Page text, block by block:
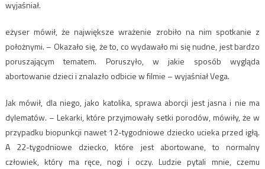
wyjaśniał.
eżyser mówił, że największe wrażenie zrobiło na nim spotkanie z
położnymi. – Okazało się, że to, co wydawało mi się nudne, jest bardzo
poruszającym tematem. Poruszyło, w jakie sposób wygląda
abortowanie dzieci i znalazło odbicie w filmie – wyjaśniał Vega.
Jak mówił, dla niego, jako katolika, sprawa aborcji jest jasna i nie ma
dylematów. – Lekarki, które przyjmowały setki porodów, mówiły, że w
przypadku biopunkcji nawet 12-tygodniowe dziecko ucieka przed igłą.
A 22-tygodniowe dziecko, które jest abortowane, to normalny
człowiek, który ma ręce, nogi i oczy. Ludzie pytali mnie, czemu